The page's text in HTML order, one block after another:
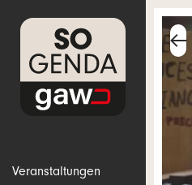
Veranstaltungen